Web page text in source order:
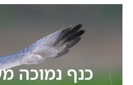
כנף נמוכה